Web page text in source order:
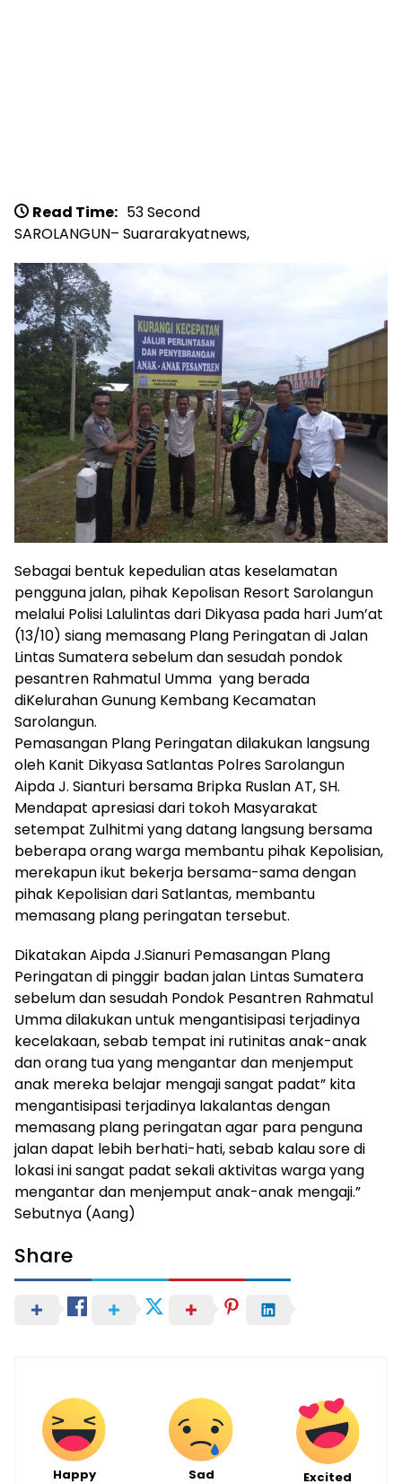
Read Time: 53 Second
SAROLANGUN– Suararakyatnews,
Sebagai bentuk kepedulian atas keselamatan
pengguna jalan, pihak Kepolisan Resort Sarolangun
melalui Polisi Lalulintas dari Dikyasa pada hari Jum’at
(13/10) siang memasang Plang Peringatan di Jalan
Lintas Sumatera sebelum dan sesudah pondok
pesantren Rahmatul Umma yang berada
diKelurahan Gunung Kembang Kecamatan
Sarolangun.
Pemasangan Plang Peringatan dilakukan langsung
oleh Kanit Dikyasa Satlantas Polres Sarolangun
Aipda J. Sianturi bersama Bripka Ruslan AT, SH.
Mendapat apresiasi dari tokoh Masyarakat
setempat Zulhitmi yang datang langsung bersama
beberapa orang warga membantu pihak Kepolisian,
merekapun ikut bekerja bersama-sama dengan
pihak Kepolisian dari Satlantas, membantu
memasang plang peringatan tersebut.
Dikatakan Aipda J.Sianuri Pemasangan Plang
Peringatan di pinggir badan jalan Lintas Sumatera
sebelum dan sesudah Pondok Pesantren Rahmatul
Umma dilakukan untuk mengantisipasi terjadinya
kecelakaan, sebab tempat ini rutinitas anak-anak
dan orang tua yang mengantar dan menjemput
anak mereka belajar mengaji sangat padat” kita
mengantisipasi terjadinya lakalantas dengan
memasang plang peringatan agar para penguna
jalan dapat lebih berhati-hati, sebab kalau sore di
lokasi ini sangat padat sekali aktivitas warga yang
mengantar dan menjemput anak-anak mengaji.”
Sebutnya (Aang)
Share
Happy Sad Excited